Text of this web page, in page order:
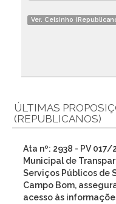
Ver. Celsinho
ÚLTIMAS
(REPUBLICANOS)
Ata nº: 2938 - PV
Municipal de
Serviços Públicos de
Campo Bom,
acesso às